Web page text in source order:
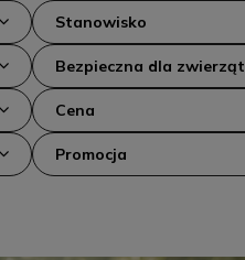
Stanowisko
Bezpieczna dla zwierząt
Cena
Promocja